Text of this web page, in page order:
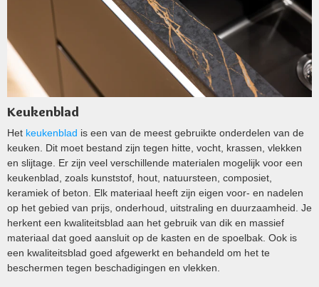
Keukenblad
Het keukenblad is een van de meest gebruikte onderdelen van de
keuken. Dit moet bestand zijn tegen hitte, vocht, krassen, vlekken
en slijtage. Er zijn veel verschillende materialen mogelijk voor een
keukenblad, zoals kunststof, hout, natuursteen, composiet,
keramiek of beton. Elk materiaal heeft zijn eigen voor- en nadelen
op het gebied van prijs, onderhoud, uitstraling en duurzaamheid. Je
herkent een kwaliteitsblad aan het gebruik van dik en massief
materiaal dat goed aansluit op de kasten en de spoelbak. Ook is
een kwaliteitsblad goed afgewerkt en behandeld om het te
beschermen tegen beschadigingen en vlekken.